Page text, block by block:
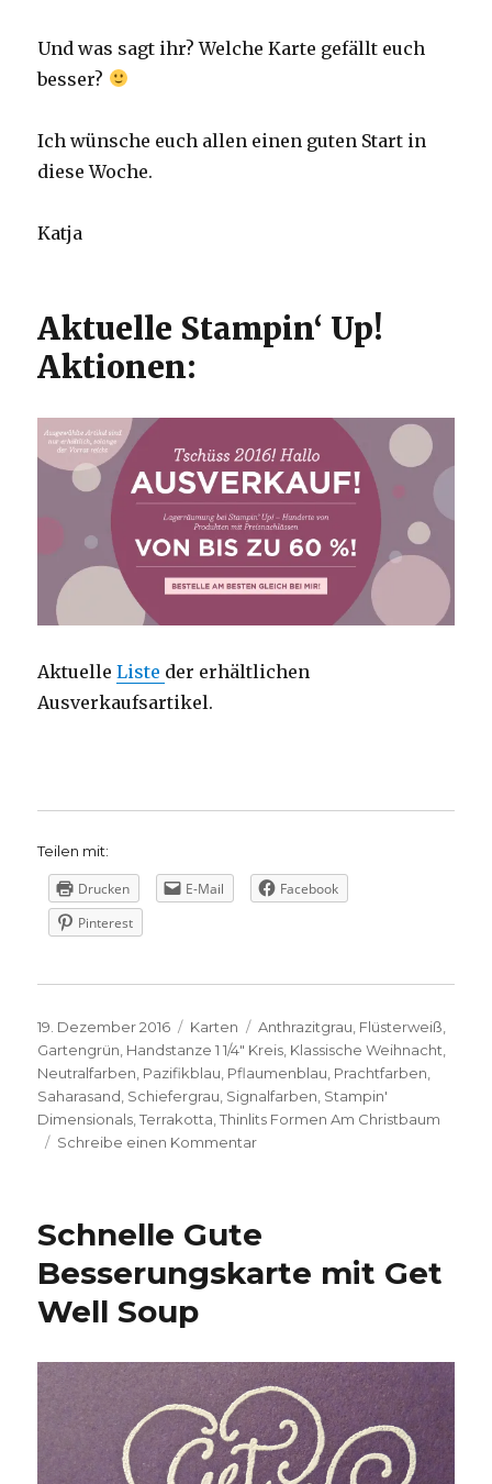
Und was sagt ihr? Welche Karte gefällt euch
besser?
Ich wünsche euch allen einen guten Start in
diese Woche.
Katja
Aktuelle Stampin‘ Up!
Aktionen:
AktuelleListe der erhältlichen
Ausverkaufsartikel.
Teilen mit:
Drucken E-Mail
Facebook
Pinterest
Veröffentlicht
am
19. Dezember 2016 Kategorien
Karten Schlagwörter
Anthrazitgrau Flüsterweiß
Gartengrün Handstanze 1 1/4" Kreis Klassische Weihnacht
Neutralfarben Pazifikblau Pflaumenblau Prachtfarben
Saharasand Schiefergrau Signalfarben Stampin'
Dimensionals ,Terrakotta ,Thinlits Formen Am Christbaum
Schreibe einen Kommentarzu
dem
„Klassische
Schnelle Gute
Besserungskarte mit Get
Well Soup